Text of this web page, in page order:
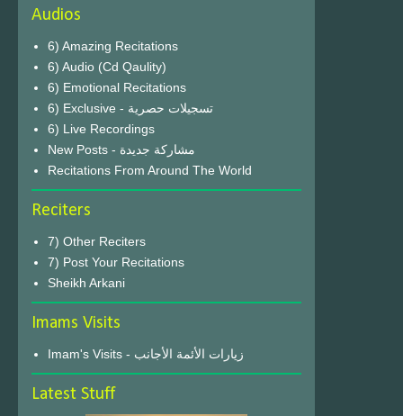
Audios
6) Amazing Recitations
6) Audio (Cd Qaulity)
6) Emotional Recitations
6) Exclusive - تسجيلات حصرية
6) Live Recordings
New Posts - مشاركة جديدة
Recitations From Around The World
Reciters
7) Other Reciters
7) Post Your Recitations
Sheikh Arkani
Imams Visits
Imam's Visits - زيارات الأئمة الأجانب
Latest Stuff